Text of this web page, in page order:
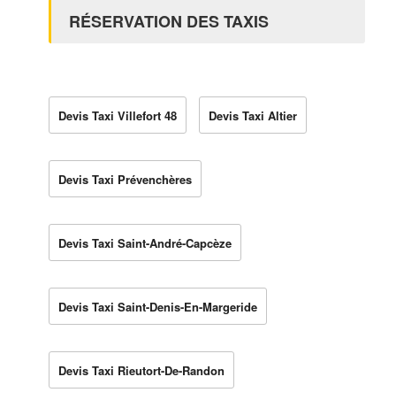
RÉSERVATION DES TAXIS
Devis Taxi Villefort 48 Devis Taxi Altier
Devis Taxi Prévenchères
Devis Taxi Saint-André-Capcèze
Devis Taxi Saint-Denis-En-Margeride
Devis Taxi Rieutort-De-Randon